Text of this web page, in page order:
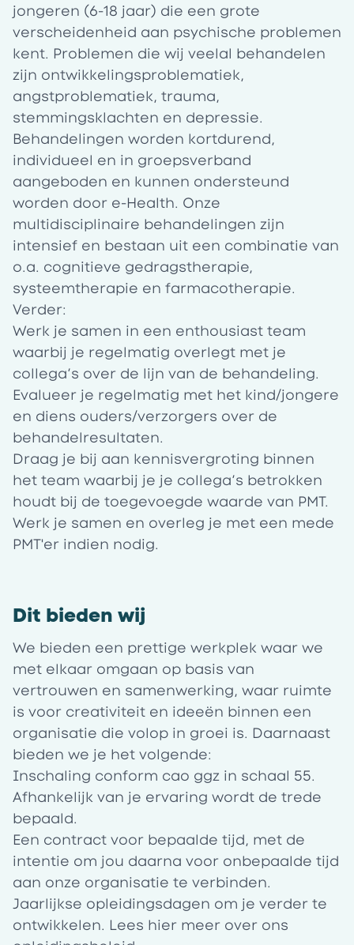
jongeren (6-18 jaar) die een grote
verscheidenheid aan psychische problemen
kent. Problemen die wij veelal behandelen
zijn ontwikkelingsproblematiek,
angstproblematiek, trauma,
stemmingsklachten en depressie.
Behandelingen worden kortdurend,
individueel en in groepsverband
aangeboden en kunnen ondersteund
worden door e-Health. Onze
multidisciplinaire behandelingen zijn
intensief en bestaan uit een combinatie van
o.a. cognitieve gedragstherapie,
systeemtherapie en farmacotherapie.
Verder:
Werk je samen in een enthousiast team
waarbij je regelmatig overlegt met je
collega’s over de lijn van de behandeling.
Evalueer je regelmatig met het kind/jongere
en diens ouders/verzorgers over de
behandelresultaten.
Draag je bij aan kennisvergroting binnen
het team waarbij je je collega’s betrokken
houdt bij de toegevoegde waarde van PMT.
Werk je samen en overleg je met een mede
PMT'er indien nodig.
Dit bieden wij
We bieden een prettige werkplek waar we
met elkaar omgaan op basis van
vertrouwen en samenwerking, waar ruimte
is voor creativiteit en ideeën binnen een
organisatie die volop in groei is. Daarnaast
bieden we je het volgende:
Inschaling conform cao ggz in schaal 55.
Afhankelijk van je ervaring wordt de trede
bepaald.
Een contract voor bepaalde tijd, met de
intentie om jou daarna voor onbepaalde tijd
aan onze organisatie te verbinden.
Jaarlijkse opleidingsdagen om je verder te
ontwikkelen. Lees hier meer over ons